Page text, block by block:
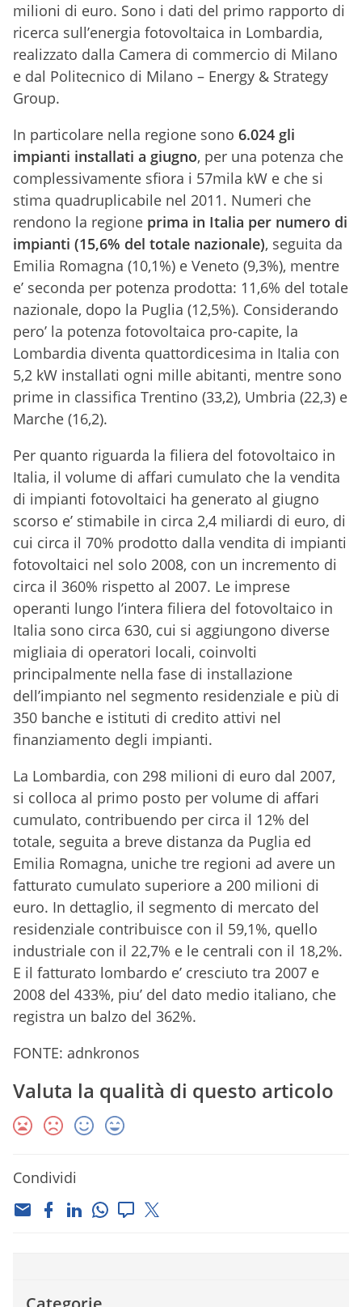
milioni di euro. Sono i dati del primo rapporto di
ricerca sull’energia fotovoltaica in Lombardia,
realizzato dalla Camera di commercio di Milano
e dal Politecnico di Milano – Energy & Strategy
Group.
In particolare nella regione sono 6.024 gli
impianti installati a giugno, per una potenza che
complessivamente sfiora i 57mila kW e che si
stima quadruplicabile nel 2011. Numeri che
rendono la regione prima in Italia per numero di
impianti (15,6% del totale nazionale), seguita da
Emilia Romagna (10,1%) e Veneto (9,3%), mentre
e’ seconda per potenza prodotta: 11,6% del totale
nazionale, dopo la Puglia (12,5%). Considerando
pero’ la potenza fotovoltaica pro-capite, la
Lombardia diventa quattordicesima in Italia con
5,2 kW installati ogni mille abitanti, mentre sono
prime in classifica Trentino (33,2), Umbria (22,3) e
Marche (16,2).
Per quanto riguarda la filiera del fotovoltaico in
Italia, il volume di affari cumulato che la vendita
di impianti fotovoltaici ha generato al giugno
scorso e’ stimabile in circa 2,4 miliardi di euro, di
cui circa il 70% prodotto dalla vendita di impianti
fotovoltaici nel solo 2008, con un incremento di
circa il 360% rispetto al 2007. Le imprese
operanti lungo l’intera filiera del fotovoltaico in
Italia sono circa 630, cui si aggiungono diverse
migliaia di operatori locali, coinvolti
principalmente nella fase di installazione
dell’impianto nel segmento residenziale e più di
350 banche e istituti di credito attivi nel
finanziamento degli impianti.
La Lombardia, con 298 milioni di euro dal 2007,
si colloca al primo posto per volume di affari
cumulato, contribuendo per circa il 12% del
totale, seguita a breve distanza da Puglia ed
Emilia Romagna, uniche tre regioni ad avere un
fatturato cumulato superiore a 200 milioni di
euro. In dettaglio, il segmento di mercato del
residenziale contribuisce con il 59,1%, quello
industriale con il 22,7% e le centrali con il 18,2%.
E il fatturato lombardo e’ cresciuto tra 2007 e
2008 del 433%, piu’ del dato medio italiano, che
registra un balzo del 362%.
FONTE: adnkronos
Valuta la qualità di questo articolo
Condividi